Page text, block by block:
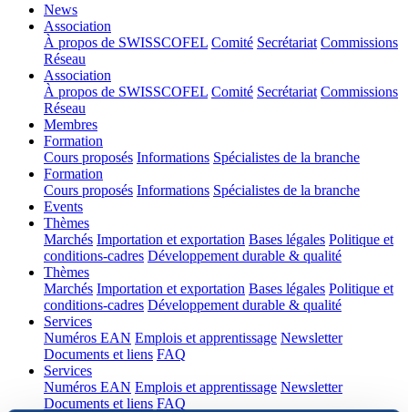
News(current)
Association
À propos de SWISSCOFEL Comité Secrétariat Commissions
Réseau
Association
À propos de SWISSCOFEL Comité Secrétariat Commissions
Réseau
Membres(current)
Formation
Cours proposés Informations Spécialistes de la branche
Formation
Cours proposés Informations Spécialistes de la branche
Events(current)
Thèmes(current)
Marchés Importation et exportation Bases légales Politique et
conditions-cadres Développement durable & qualité
Thèmes(current)
Marchés Importation et exportation Bases légales Politique et
conditions-cadres Développement durable & qualité
Services(current)
Numéros EAN Emplois et apprentissage Newsletter
Documents et liens FAQ
Services(current)
Numéros EAN Emplois et apprentissage Newsletter
Documents et liens FAQ